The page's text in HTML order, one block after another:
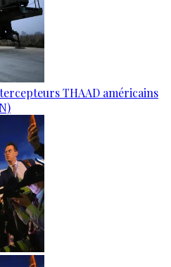
THAAD américains